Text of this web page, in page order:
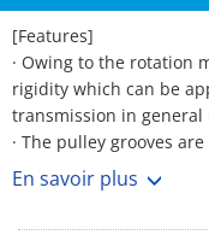
[Features]
· Owing to the rotation
rigidity which can be
transmission in
· The pulley grooves
will not damage the belt.
· Because of its light
En savoir plus